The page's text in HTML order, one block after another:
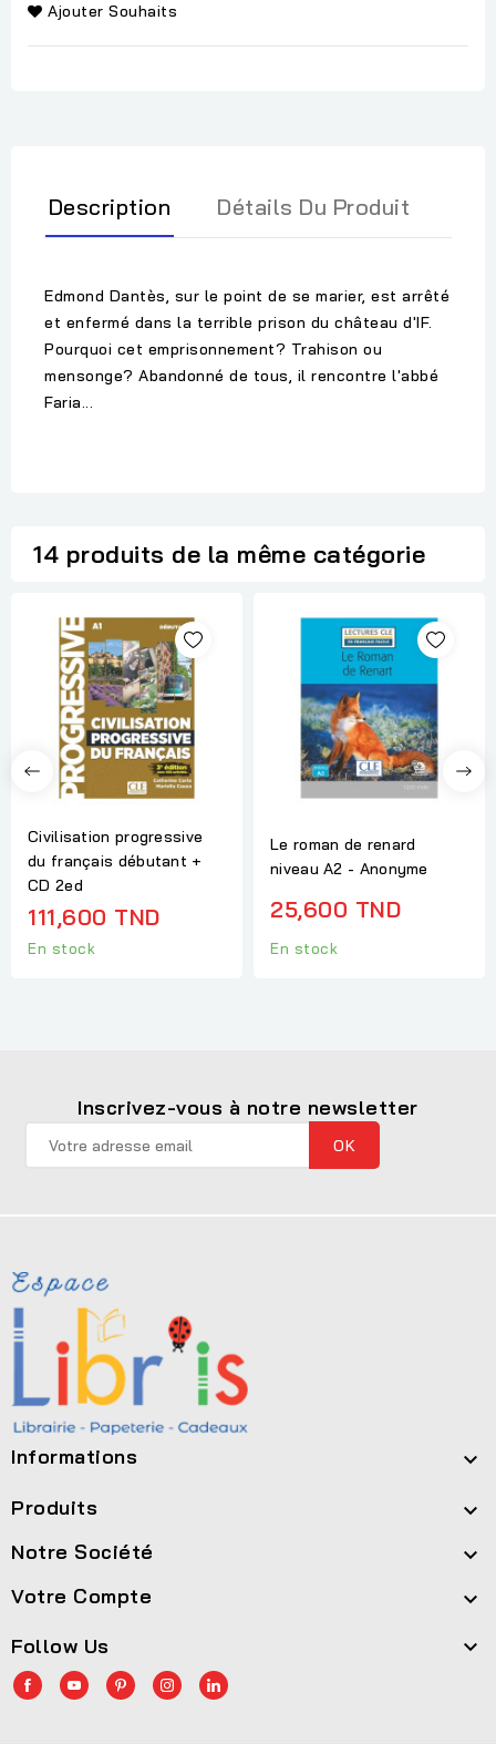
Ajouter Souhaits
Description Détails Du Produit
Edmond Dantès, sur le point de se marier, est arrêté
et enfermé dans la terrible prison du château d'IF.
Pourquoi cet emprisonnement? Trahison ou
mensonge? Abandonné de tous, il rencontre l'abbé
Faria...
14 produits de la même catégorie
Civilisation progressive
du français débutant +
CD 2ed
111,600 TND
En stock
Le roman de renard
niveau A2 - Anonyme
25,600 TND
En stock
Inscrivez-vous à notre newsletter
Informations 
Produits 
Notre Société 
Votre Compte 
Follow Us 